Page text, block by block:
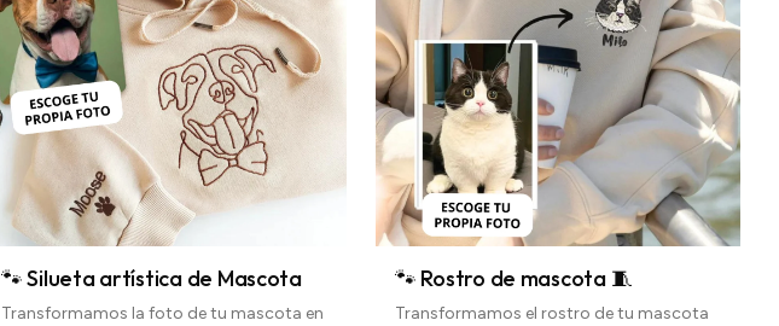
🐾 Silueta artística de Mascota
Transformamos la foto de tu mascota en
🐾 Rostro de mascota 🧵
Transformamos el rostro de tu mascota